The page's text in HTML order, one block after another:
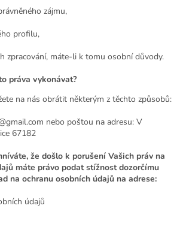
zájmu,
profilu,
zpracování, máte-li k tomu osobní důvody.
práva vykonávat?
na nás obrátit některým z těchto způsobů:
nebo poštou na adresu: V
67182
že došlo k porušení Vašich práv na
máte právo podat stížnost dozorčímu
na ochranu osobních údajů na adrese:
údajů